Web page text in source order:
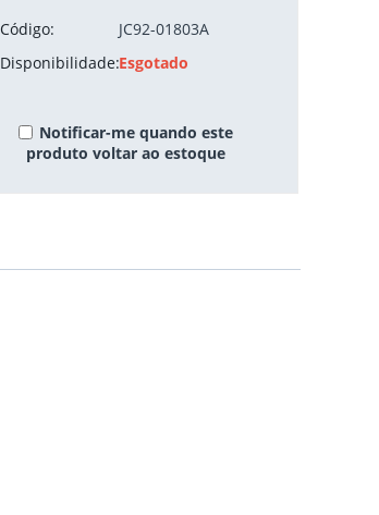
Código:
JC92-01803A
Disponibilidade:Esgotado
Notificar-me quando este
produto voltar ao estoque